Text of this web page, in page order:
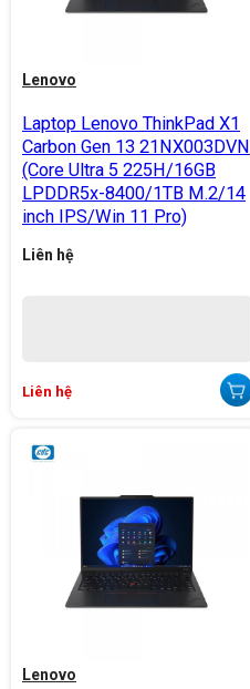
Lenovo
Laptop Lenovo ThinkPad X1
Carbon Gen 13 21NX003DVN
(Core Ultra 5 225H/16GB
LPDDR5x-8400/1TB M.2/14
inch IPS/Win 11 Pro)
Liên hệ
Liên hệ
Lenovo